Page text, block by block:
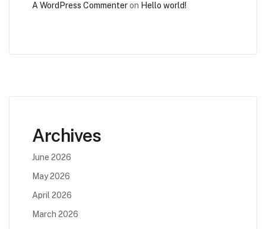
A WordPress Commenteron Hello world!
Archives
June 2026
May 2026
April 2026
March 2026